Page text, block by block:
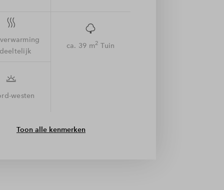
ca. 39 m2 Tuin
westen
Toon alle kenmerken